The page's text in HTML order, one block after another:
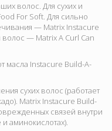
волос. Для сухих и
For Soft. Для сильно
— Matrix Instacure
волос — Matrix A Curl Can
масла Instacure Build-A-
сухих волос (работает
Matrix Instacure Build-
связей внутри
аминокислотах).